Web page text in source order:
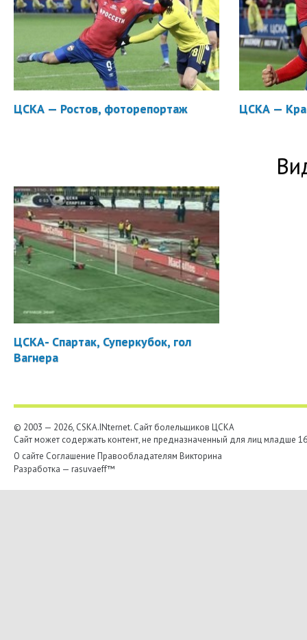
ЦСКА — Ростов, фоторепортаж ЦСКА —
ЦСКА- Спартак, Суперкубок, гол
Вагнера
© 2003 — 2026, CSKA.INternet. Cайт болельщиков ЦСКА
Сайт может содержать контент, не предназначенный для лиц младше
О сайте Соглашение Правообладателям Викторина
Разработка — rasuvaeff™